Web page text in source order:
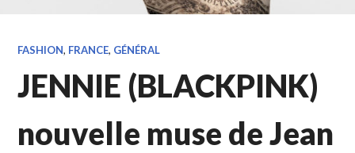
FASHION, FRANCE, GÉNÉRAL
JENNIE (BLACKPINK)
nouvelle muse de Jean